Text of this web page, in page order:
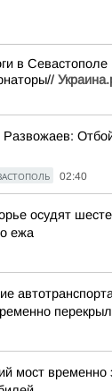
в
02:40
осудят
ежа
мост временно